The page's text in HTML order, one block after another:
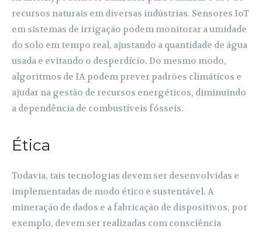
recursos naturais em diversas indústrias. Sensores IoT
em sistemas de irrigação podem monitorar a umidade
do solo em tempo real, ajustando a quantidade de água
usada e evitando o desperdício. Do mesmo modo,
algoritmos de IA podem prever padrões climáticos e
ajudar na gestão de recursos energéticos, diminuindo
a dependência de combustíveis fósseis.
Ética
Todavia, tais tecnologias devem ser desenvolvidas e
implementadas de modo ético e sustentável. A
mineração de dados e a fabricação de dispositivos, por
exemplo, devem ser realizadas com consciência